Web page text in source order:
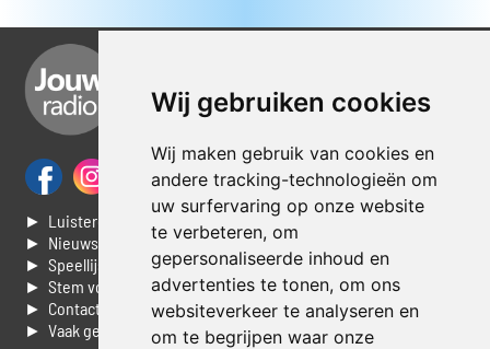
Wij gebruiken cookies
Wij maken gebruik van cookies en
andere tracking-technologieën om
uw surfervaring op onze website
te verbeteren, om
gepersonaliseerde inhoud en
advertenties te tonen, om ons
websiteverkeer te analyseren en
om te begrijpen waar onze
► Luisteren naar Jouwradio
► Nieuws
► Speellijst
► Stem voor de Dag top 3
► Contacteer ons
► Vaak gestelde vragen